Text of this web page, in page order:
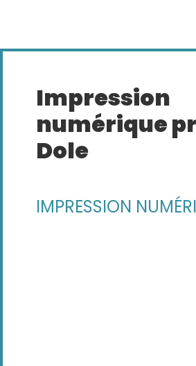
impression
numérique
Dole
IMPRESSION